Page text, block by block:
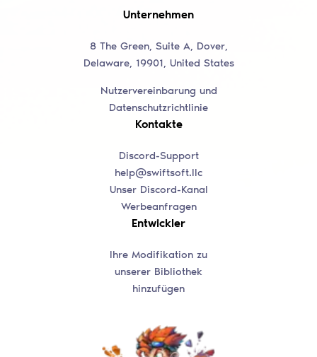
Unternehmen
8 The Green, Suite A, Dover,
Delaware, 19901, United States
Nutzervereinbarung und
Datenschutzrichtlinie
Kontakte
Discord-Support
help@swiftsoft.llc
Unser Discord-Kanal
Werbeanfragen
Entwickler
Ihre Modifikation zu
unserer Bibliothek
hinzufügen